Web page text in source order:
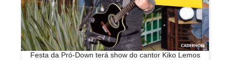
Festa da Pró-Down terá show do cantor Kiko Lemos